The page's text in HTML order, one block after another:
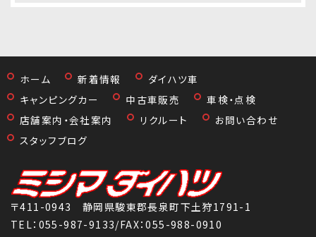
ホーム 新着情報
ダイハツ車
キャンピングカー
中古車販売
車検・点検
店舗案内・会社案内
リクルート
お問い合わせ
スタッフブログ
〒411-0943 静岡県駿東郡長泉町下土狩1791-1
TEL： 055-987-9133/FAX：055-988-0910